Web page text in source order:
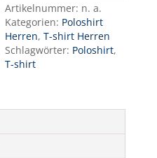
v
e
:
Artikelnummer: n. a.
Kategorien: Poloshirt
Herren,T-shirt Herren
Schlagwörter: Poloshirt,
T-shirt